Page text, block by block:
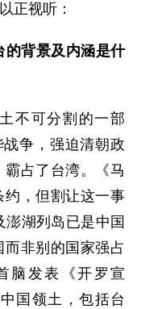
正视听：
的背景及内涵是什
不可分割的一部
争，强迫清朝政
占了台湾。《马
约，但割让这一事
湖列岛已是中国
非别的国家强占
脑发表《开罗宣
国领土，包括台